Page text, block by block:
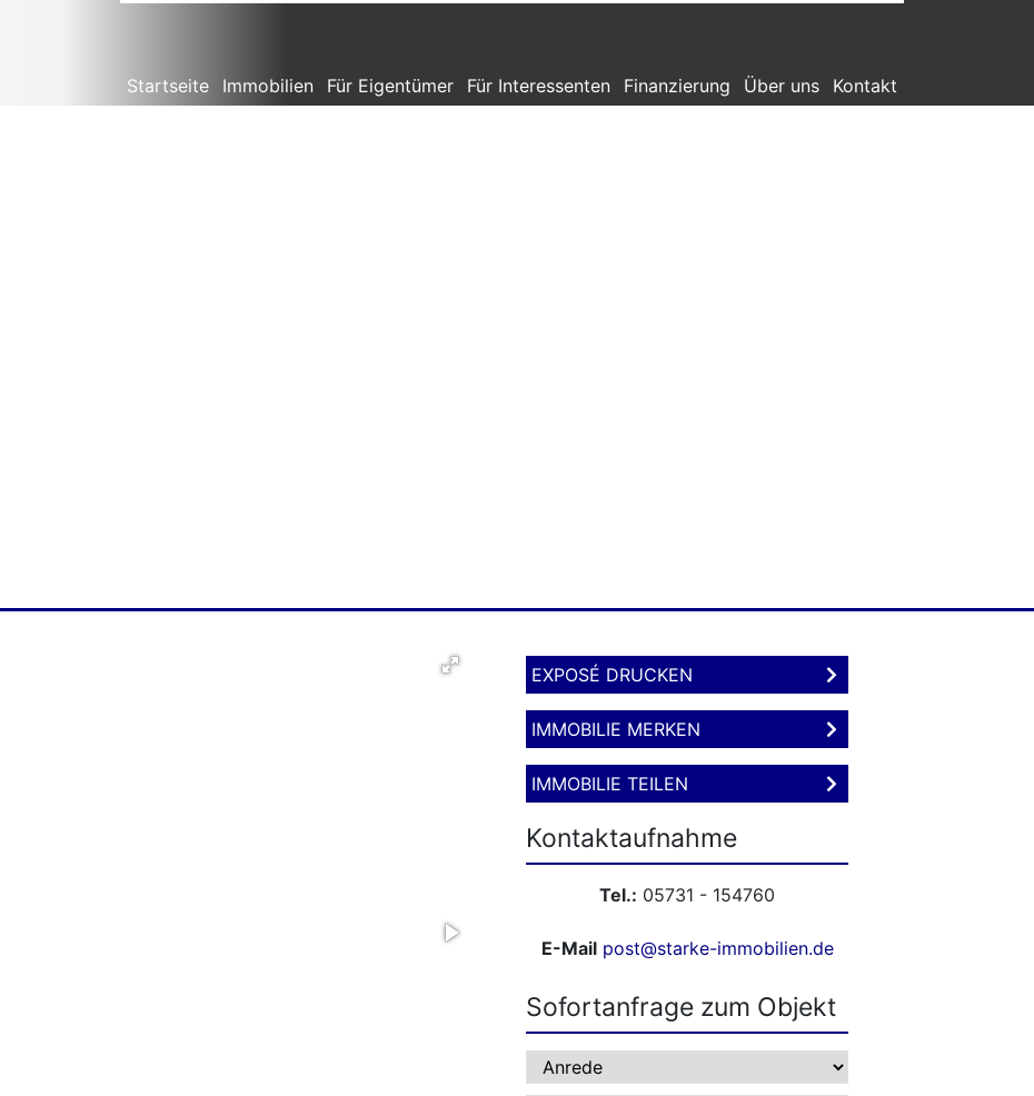
Startseite Immobilien Für Eigentümer Für Interessenten Finanzierung Über uns Kontakt
EXPOSÉ DRUCKEN
IMMOBILIE MERKEN
IMMOBILIE TEILEN
Kontaktaufnahme
Tel.: 05731 - 154760
E-Mail post@starke-immobilien.de
Sofortanfrage zum Objekt